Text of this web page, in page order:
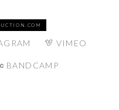
VIMEO
BANDCAMP